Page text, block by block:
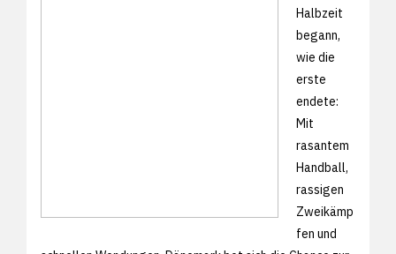
Halbzeit
begann,
wie die
erste
endete:
Mit
rasantem
Handball,
rassigen
Zweikämp
fen und